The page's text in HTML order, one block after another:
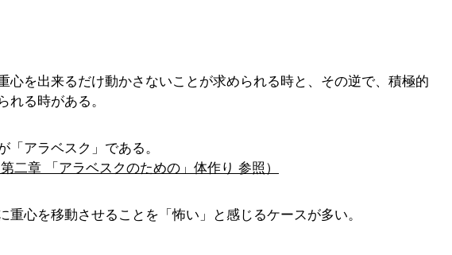
心を出来るだけ動かさないことが求められる時と、その逆で、積極的
れる時がある。
「アラベスク」である。
二章 「アラベスクのための」体作り 参照）
重心を移動させることを「怖い」と感じるケースが多い。